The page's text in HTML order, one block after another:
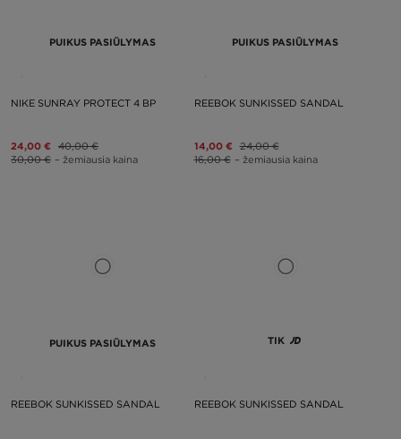
PUIKUS PASIŪLYMAS
NIKE SUNRAY PROTECT 4 BP
24,00 € 40,00 €
30,00 € – žemiausia kaina
PUIKUS PASIŪLYMAS
REEBOK SUNKISSED SANDAL
14,00 € 24,00 €
16,00 € – žemiausia kaina
PUIKUS PASIŪLYMAS
REEBOK SUNKISSED SANDAL
TIK
REEBOK SUNKISSED SANDAL